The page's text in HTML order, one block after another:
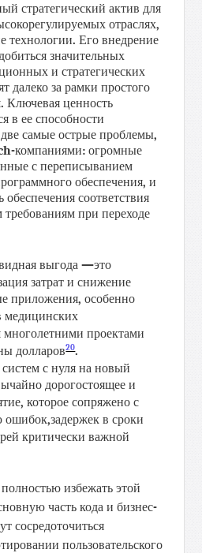
стратегическийактив для
отраслях,
технологии.Еговнедрение
добитьсязначительных
и стратегических
далеко за рамкипростого
. Ключеваяценность
в ееспособности
двесамые острыепроблемы,
-компаниями:огромные
с переписыванием
обеспечения,и
обеспечениясоответствия
требованиямпри переходе
выгода —это
затрат и снижение
приложения,особенно
медицинских
многолетними проектами
долларов20.
системс нуляна новый
дорогостоящееи
, которое сопряжено с
ошибок,задержек в сроки
критическиважной
избежать этой
часть кода и бизнес-
сосредоточиться
пользовательского